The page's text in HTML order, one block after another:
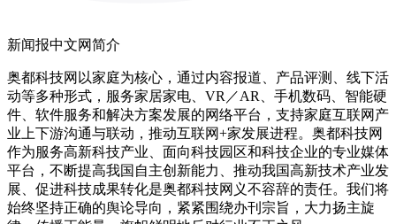
新闻报中文网简介
奥都科技网以家庭为核心，通过内容报道、产品评测、线下活
动等多种形式，服务家居家电、VR／AR、手机数码、智能硬
件、软件服务和解决方案发展的网络平台，支持家庭互联网产
业上下游沟通与联动，推动互联网+家发展进程。奥都科技网
作为服务高新科技产业、面向科技园区和科技企业的专业媒体
平台，不断提高我国自主创新能力、推动我国高新技术产业发
展、促进科技成果转化是奥都科技网义不容辞的责任。我们将
始终坚持正确的舆论导向，紧紧围绕办刊宗旨，大力扬主旋